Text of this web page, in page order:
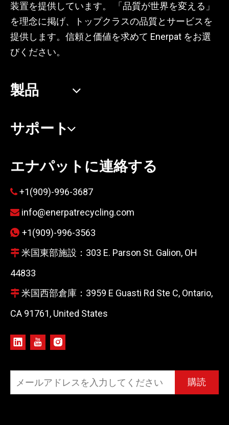
装置を提供しています。 「品質が世界を変える」
を理念に掲げ、トップクラスの品質とサービスを
提供します。信頼と価値を求めて Enerpat をお選
びください。
製品
サポート
エナパットに連絡する
 +1(909)-996-3687
 info@enerpatrecycling.com
 +1(909)-996-3563
 米国東部施設：303 E. Parson St. Galion, OH
44833
 米国西部倉庫：3959 E Guasti Rd Ste C, Ontario,
CA 91761, United States
購読